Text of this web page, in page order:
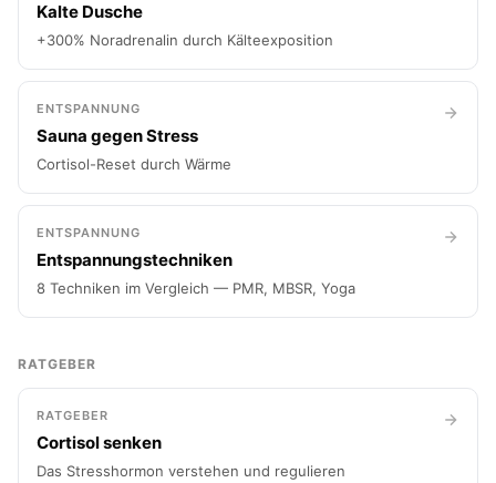
Kalte Dusche
+300% Noradrenalin durch Kälteexposition
ENTSPANNUNG
Sauna gegen Stress
Cortisol-Reset durch Wärme
ENTSPANNUNG
Entspannungstechniken
8 Techniken im Vergleich — PMR, MBSR, Yoga
RATGEBER
RATGEBER
Cortisol senken
Das Stresshormon verstehen und regulieren